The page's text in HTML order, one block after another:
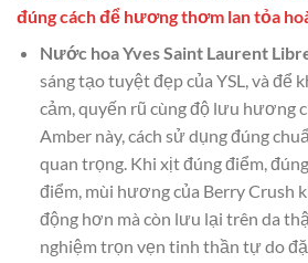
đúng cách để hương thơm lan tỏa
Nước hoa Yves Saint Laurent
sáng tạo tuyệt đẹp của YSL, và để
cảm, quyến rũ cùng độ lưu hương
Amber này, cách sử dụng đúng
quan trọng. Khi xịt đúng điểm,
điểm, mùi hương của Berry Crush
động hơn mà còn lưu lại trên da
nghiệm trọn vẹn tinh thần tự do